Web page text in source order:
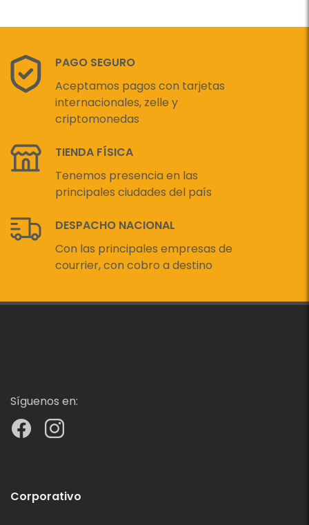
PAGO SEGURO
Aceptamos pagos con tarjetas
internacionales, zelle y
criptomonedas
TIENDA FÍSICA
Tenemos presencia en las
principales ciudades del país
DESPACHO NACIONAL
Con las principales empresas de
courrier, con cobro a destino
Síguenos en:
Corporativo